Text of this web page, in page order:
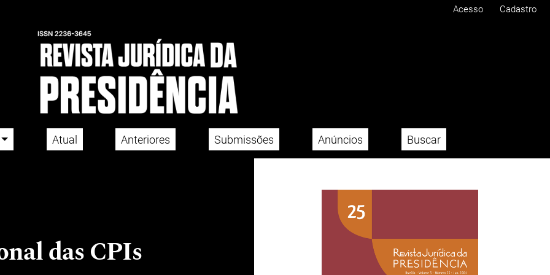
Acesso Cadastro
Atual Anteriores Submissões Anúncios Buscar
das CPIs
Imagem de capa